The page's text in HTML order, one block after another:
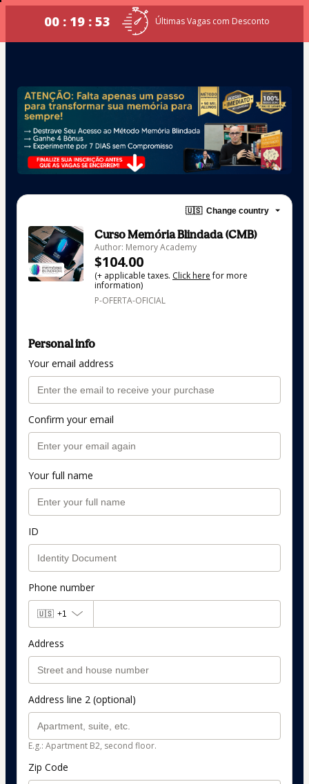
00 : 19 : 53 Últimas Vagas com Desconto
🇺🇸 Change country
Curso Memória Blindada (CMB)
Author: Memory Academy
$104.00
(+ applicable taxes. Click herefor more
information)
P-OFERTA-OFICIAL
Personal info
Your email address
Confirm your email
Your full name
ID
Phone number
🇺🇸 +1
Address
Address line 2 (optional)
E.g.: Apartment B2, second floor.
Zip Code